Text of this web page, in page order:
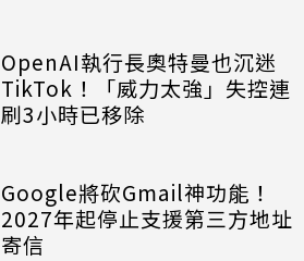
OpenAI執行長奧特曼也沉迷
TikTok！「威力太強」失控連
刷3小時已移除
Google將砍Gmail神功能！
2027年起停止支援第三方地址
寄信